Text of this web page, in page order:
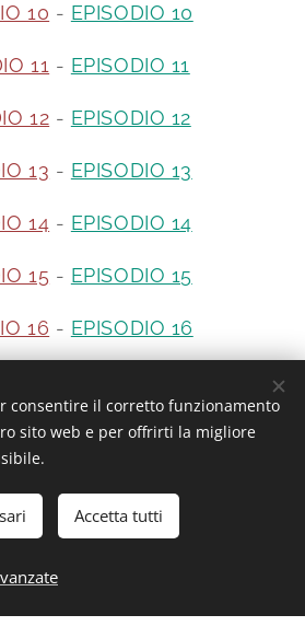
10 - EPISODIO 10
11 - EPISODIO 11
12 - EPISODIO 12
13 - EPISODIO 13
14 - EPISODIO 14
15 - EPISODIO 15
16 - EPISODIO 16
consentire il corretto funzionamento
sito web e per offrirti la migliore
Accetta tutti